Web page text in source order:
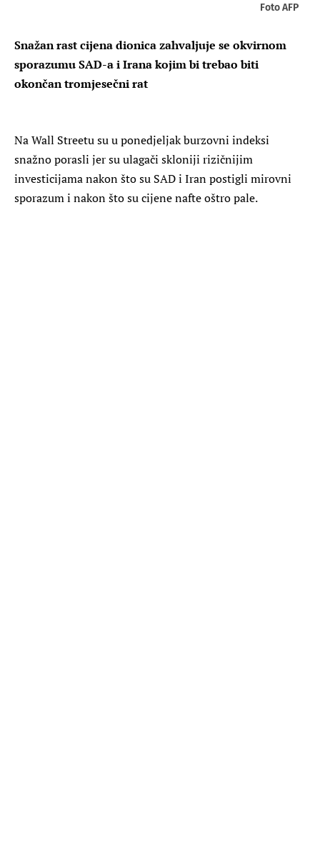
Foto AFP
Snažan rast cijena dionica zahvaljuje se okvirnom
sporazumu SAD-a i Irana kojim bi trebao biti
okončan tromjesečni rat
Na Wall Streetu su u ponedjeljak burzovni indeksi
snažno porasli jer su ulagači skloniji rizičnijim
investicijama nakon što su SAD i Iran postigli mirovni
sporazum i nakon što su cijene nafte oštro pale.